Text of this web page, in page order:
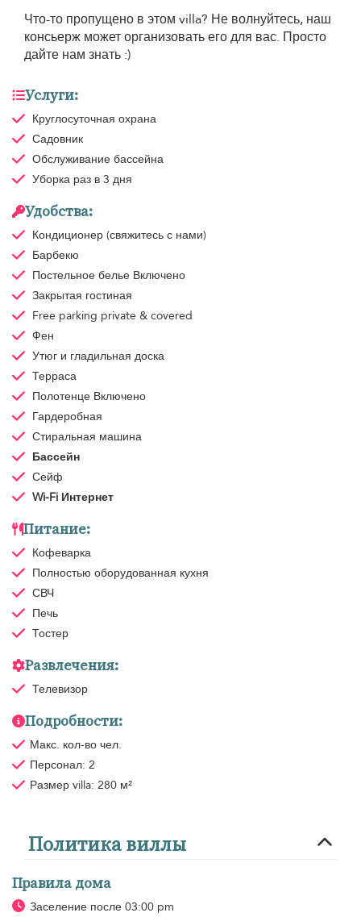
Что-то пропущено в этом villa? Не волнуйтесь, наш
консьерж может организовать его для вас. Просто
дайте нам знать :)
Услуги:
Круглосуточная охрана
Садовник
Обслуживание бассейна
Уборка раз в 3 дня
Удобства:
Кондиционер (свяжитесь с нами)
Барбекю
Постельное белье Включено
Закрытая гостиная
Free parking private & covered
Фен
Утюг и гладильная доска
Терраса
Полотенце Включено
Гардеробная
Стиральная машина
Бассейн
Сейф
Wi-Fi Интернет
Питание:
Кофеварка
Полностью оборудованная кухня
СВЧ
Печь
Тостер
Развлечения:
Телевизор
Подробности:
Макс. кол-во чел.
Персонал: 2
Размер villa: 280 м²
Политика виллы
Правила дома
Заселение после 03:00 pm